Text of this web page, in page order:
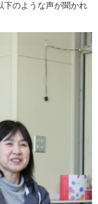
下のような声が聞かれ